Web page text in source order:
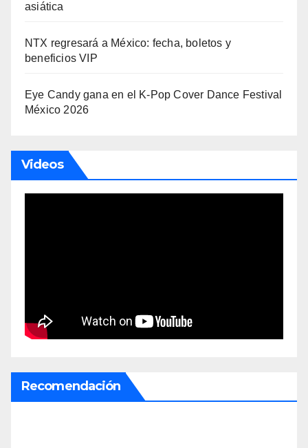
asiática
NTX regresará a México: fecha, boletos y
beneficios VIP
Eye Candy gana en el K-Pop Cover Dance Festival
México 2026
Videos
Recomendación